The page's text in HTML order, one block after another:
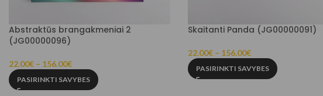
Abstraktūs brangakmeniai 2
(JG00000096)
22.00€ – 156.00€
PASIRINKTI SAVYBES
Skaitanti Panda (JG00000091)
22.00€ – 156.00€
PASIRINKTI SAVYBES